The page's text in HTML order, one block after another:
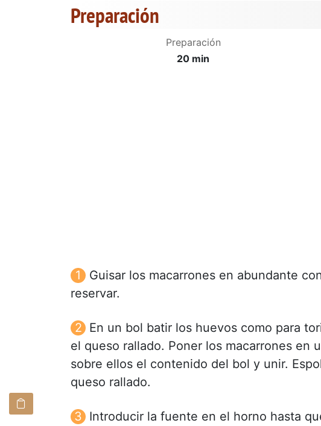
Preparación
Preparación
20 min
Guisar los macarrones en abundante
reservar.
En un bol batir los huevos como para
el queso rallado. Poner los macarrones en
sobre ellos el contenido del bol y unir.
queso rallado.
Introducir la fuente en el horno hasta